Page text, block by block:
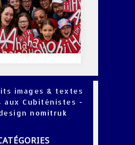
images & textes
aux Cubiténistes -
nomitruk